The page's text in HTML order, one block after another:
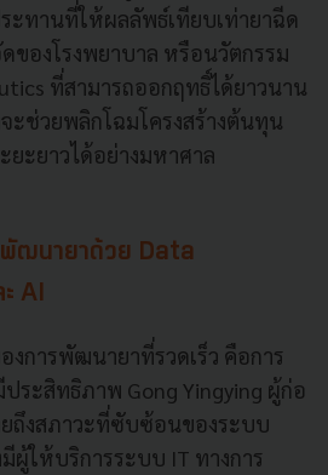
ะทานที่ให้ผลลัพธ์เทียบเท่ายาฉีด
ของโรงพยาบาล หรือนวัตกรรม
ที่สามารถออกฤทธิ์ได้ยาวนาน
ะช่วยพลิกโฉมโครงสร้างต้นทุน
ยะยาวได้อย่างมหาศาล
พัฒนายาด้วย Data
AI
งการพัฒนายาที่รวดเร็ว คือการ
ระสิทธิภาพ Gong Yingying ผู้ก่อ
ยถึงสภาวะที่ซับซ้อนของระบบ
ให้บริการระบบ IT ทางการ